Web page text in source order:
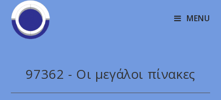
MENU
97362 - Οι μεγάλοι πίνακες